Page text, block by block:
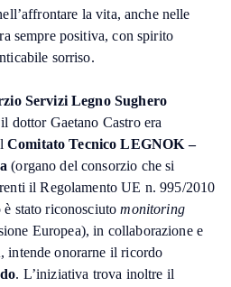
la vita, anche nelle
sempre positiva, con spirito
sorriso.
Servizi Legno Sughero
dottor Gaetano Castro era
Comitato Tecnico LEGNOK –
(organo del consorzio che si
il Regolamento UE n. 995/2010
è stato riconosciutomonitoring
Europea), in collaborazione e
onorarne il ricordo
. L’iniziativa trova inoltre il